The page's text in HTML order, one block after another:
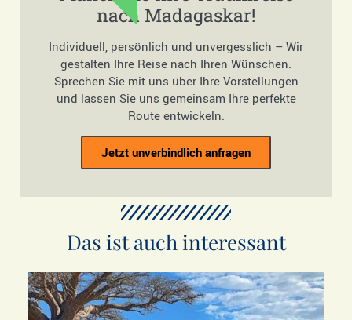
nach Madagaskar!
Individuell, persönlich und unvergesslich – Wir
gestalten Ihre Reise nach Ihren Wünschen.
Sprechen Sie mit uns über Ihre Vorstellungen
und lassen Sie uns gemeinsam Ihre perfekte
Route entwickeln.
Jetzt unverbindlich anfragen
Das ist auch interessant